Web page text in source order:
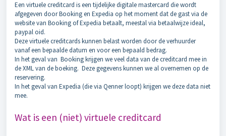
Een virtuele creditcard is een tijdelijke digitale mastercard die wordt
afgegeven door Booking en Expedia op het moment dat de gast via de
website van Booking of Expedia betaalt, meestal via betaalwijze ideal,
paypal oid.
Deze virtuele creditcards kunnen belast worden door de verhuurder
vanaf een bepaalde datum en voor een bepaald bedrag.
In het geval van Booking krijgen we veel data van de creditcard mee in
de XML van de boeking. Deze gegevens kunnen we al overnemen op de
reservering.
In het geval van Expedia (die via Qenner loopt) krijgen we deze data niet
mee.
Wat is een (niet) virtuele creditcard